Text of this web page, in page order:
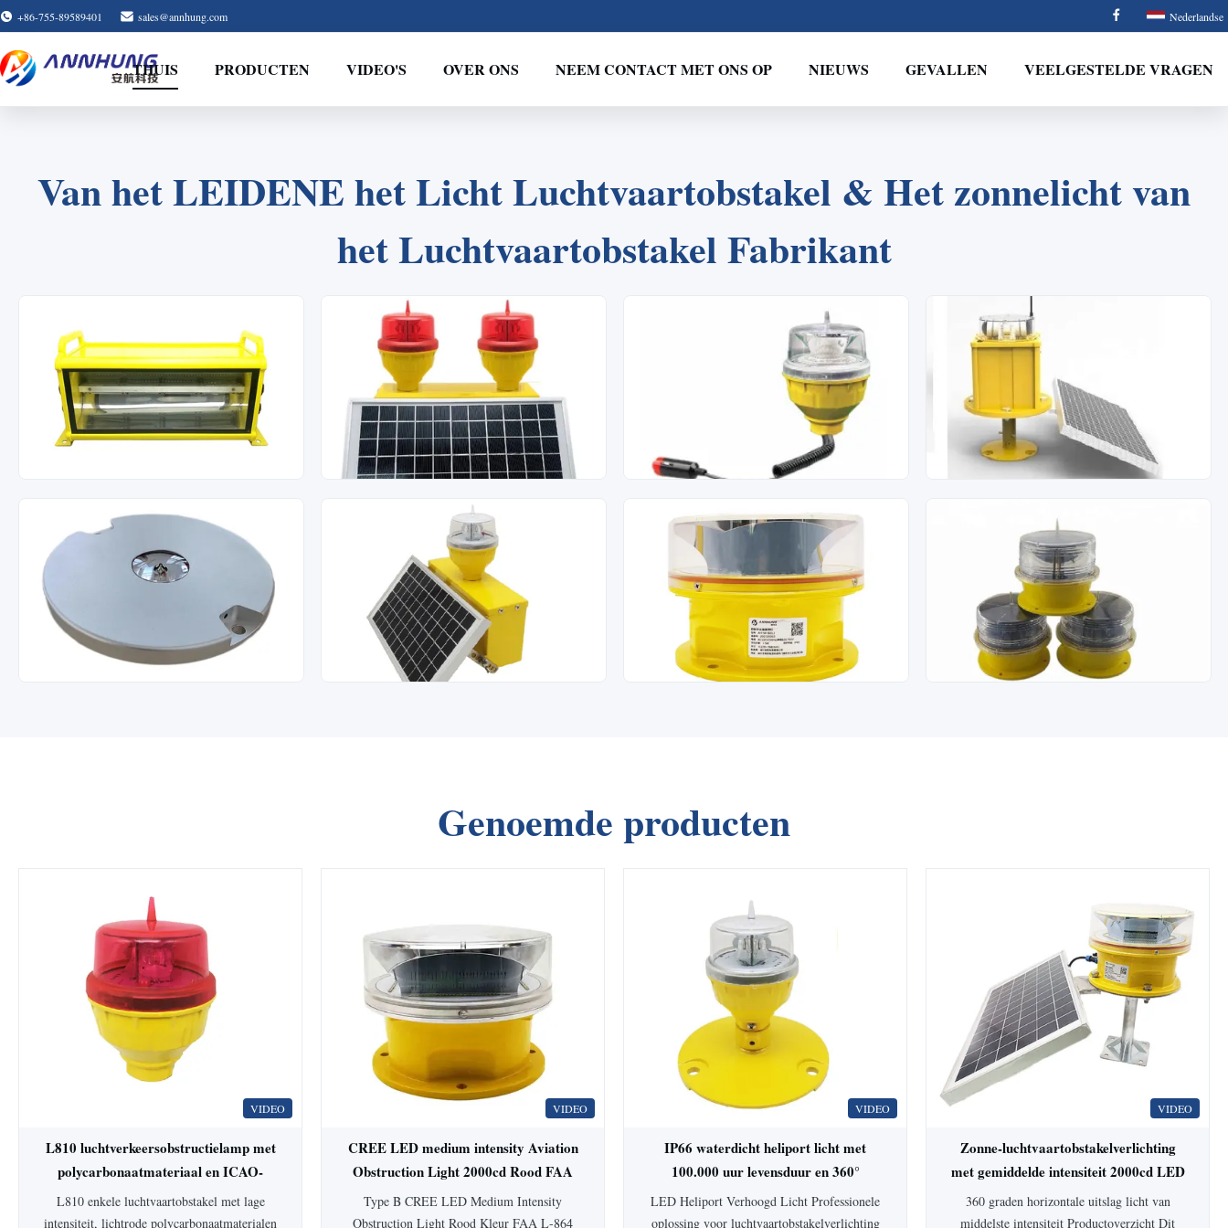
+86-755-89589401 sales@annhung.com Nederlandse
THUIS PRODUCTEN VIDEO'S OVER ONS NEEM CONTACT MET ONS OP NIEUWS GEVALLEN VEELGESTELDE VRAGEN
1 2 3
Van het LEIDENE het Licht Luchtvaartobstakel & Het zonnelicht van
het Luchtvaartobstakel Fabrikant
Genoemde producten
VIDEO
L810 luchtverkeersobstructielamp met
polycarbonaatmateriaal en ICAO-
bijlage 14
L810 enkele luchtvaartobstakel met lage
intensiteit, lichtrode polycarbonaatmaterialen
VIDEO
CREE LED medium intensity Aviation
Obstruction Light 2000cd Rood FAA
L-864 voor hoge gebouwen
Type B CREE LED Medium Intensity
Obstruction Light Rood Kleur FAA L-864
VIDEO
IP66 waterdicht heliport licht met
100.000 uur levensduur en 360°
straalhoek
LED Heliport Verhoogd Licht Professionele
oplossing voor luchtvaartobstakelverlichting
VIDEO
Zonne-luchtvaartobstakelverlichting
met gemiddelde intensiteit 2000cd LED
360°
360 graden horizontale uitslag licht van
middelste intensiteit Productoverzicht Dit